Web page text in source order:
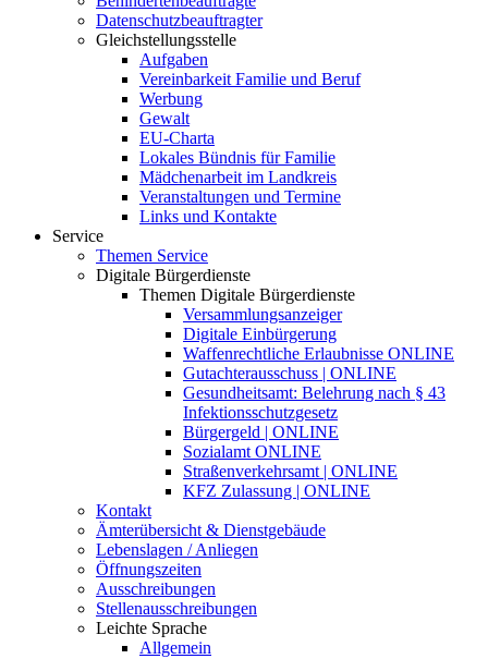
Datenschutzbeauftragter
Gleichstellungsstelle
Aufgaben
Vereinbarkeit Familie und Beruf
Werbung
Gewalt
EU-Charta
Lokales Bündnis für Familie
Mädchenarbeit im Landkreis
Veranstaltungen und Termine
Links und Kontakte
Service
Themen Service
Digitale Bürgerdienste
Themen Digitale Bürgerdienste
Versammlungsanzeiger
Digitale Einbürgerung
Waffenrechtliche Erlaubnisse ONLINE
Gutachterausschuss | ONLINE
Gesundheitsamt: Belehrung nach § 43
Infektionsschutzgesetz
Bürgergeld | ONLINE
Sozialamt ONLINE
Straßenverkehrsamt | ONLINE
KFZ Zulassung | ONLINE
Kontakt
Ämterübersicht & Dienstgebäude
Lebenslagen / Anliegen
Öffnungszeiten
Ausschreibungen
Stellenausschreibungen
Leichte Sprache
Allgemein